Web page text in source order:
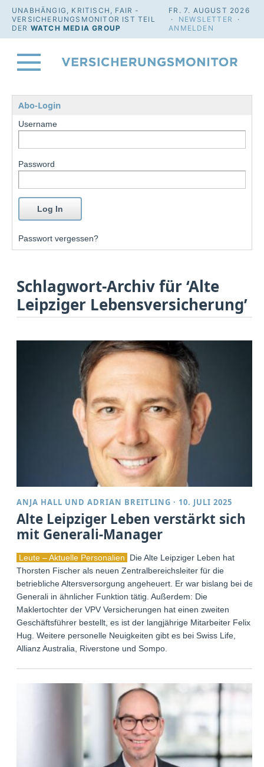
UNABHÄNGIG, KRITISCH, FAIR -
VERSICHERUNGSMONITOR IST TEIL
DER WATCH MEDIA GROUP
FR. 7. AUGUST 2026
· NEWSLETTER
·
ANMELDEN
Abo-Login
Username
Password
Passwort vergessen?
Schlagwort-Archiv für ‘Alte
Leipziger Lebensversicherung’
ANJA HALL UNDADRIAN BREITLING · 10. JULI 2025
Alte Leipziger Leben verstärkt sich
mit Generali-Manager
Leute – Aktuelle Personalien
Die Alte Leipziger Leben hat
Thorsten Fischer als neuen Zentralbereichsleiter für die
betriebliche Altersversorgung angeheuert. Er war bislang bei der
Generali in ähnlicher Funktion tätig. Außerdem: Die
Maklertochter der VPV Versicherungen hat einen zweiten
Geschäftsführer bestellt, es ist der langjährige Mitarbeiter Felix
Hug. Weitere personelle Neuigkeiten gibt es bei Swiss Life,
Allianz Australia, Riverstone und Sompo.